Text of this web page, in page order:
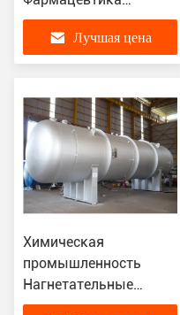
Удобрения
Нержавеющая сталь
Лучшая цена
Химическая
промышленность
Нагнетательные
сосуды Нетоксичная